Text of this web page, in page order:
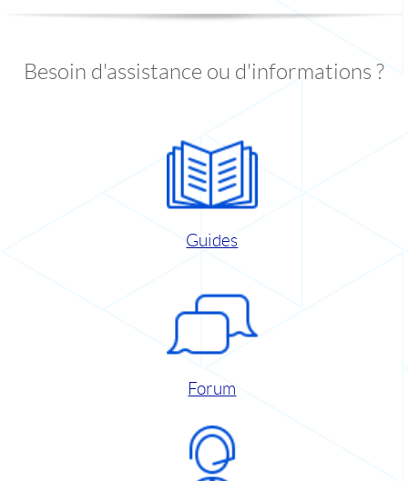
Besoin d'assistance ou d'informations ?
Guides
Forum